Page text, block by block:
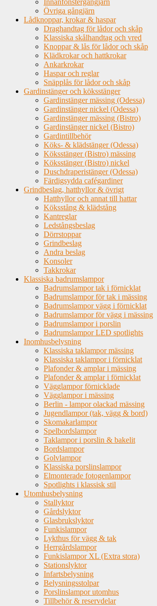
Innanfönstergångjärn
Övriga gångjärn
Lådknoppar, krokar & haspar
Draghandtag för lådor och skåp
Klassiska skålhandtag och vred
Knoppar & lås för lådor och skåp
Klädkrokar och hattkrokar
Ankarkrokar
Haspar och reglar
Snäpplås för lådor och skåp
Gardinstänger och köksstänger
Gardinstänger mässing (Odessa)
Gardinstänger nickel (Odessa)
Gardinstänger mässing (Bistro)
Gardinstänger nickel (Bistro)
Gardintillbehör
Köks- & klädstänger (Odessa)
Köksstänger (Bistro) mässing
Köksstänger (Bistro) nickel
Duschdraperistänger (Odessa)
Färdigsydda cafégardiner
Grindbeslag, hatthyllor & övrigt
Hatthyllor och annat till hattar
Köksstång & klädstång
Kantreglar
Ledstångsbeslag
Dörrstoppar
Grindbeslag
Andra beslag
Konsoler
Takkrokar
Klassiska badrumslampor
Badrumslampor tak i förnicklat
Badrumslampor för tak i mässing
Badrumslampor vägg i förnicklat
Badrumslampor för vägg i mässing
Badrumslampor i porslin
Badrumslampor LED spotlights
Inomhusbelysning
Klassiska taklampor mässing
Klassiska taklampor i förnicklat
Plafonder & amplar i mässing
Plafonder & amplar i förnicklat
Vägglampor förnicklade
Vägglampor i mässing
Berlin - lampor olackad mässing
Jugendlampor (tak, vägg & bord)
Skomakarlampor
Spelbordslampor
Taklampor i porslin & bakelit
Bordslampor
Golvlampor
Klassiska porslinslampor
Elmonterade fotogenlampor
Spotlights i klassisk stil
Utomhusbelysning
Stallyktor
Gårdslyktor
Glasbrukslyktor
Funkislampor
Lykthus för vägg & tak
Herrgårdslampor
Funkislampor XL (Extra stora)
Stationslyktor
Infartsbelysning
Belysningsstolpar
Porslinslampor utomhus
Tillbehör & reservdelar